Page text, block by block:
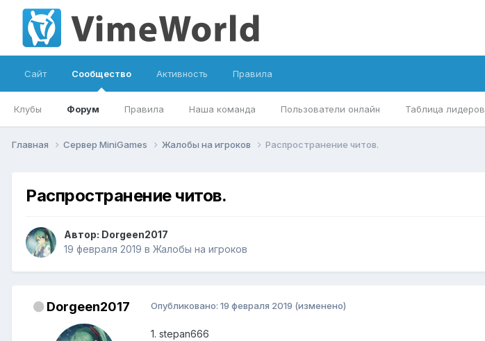
Сайт Сообщество
Клубы Форум Правила Наша команда Пользователи онлайн Таблица лидеров
Активность Правила
Главная Сервер MiniGames Жалобы на игроков Распространение читов.
Распространение читов.
Автор: Dorgeen2017
19 февраля 2019 в Жалобы на игроков
Dorgeen2017 Опубликовано: 19 февраля 2019 (изменено)
1. stepan666